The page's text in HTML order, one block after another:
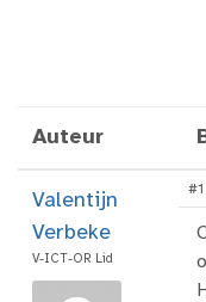
Auteur
Valentijn
Verbeke
V-ICT-OR Lid